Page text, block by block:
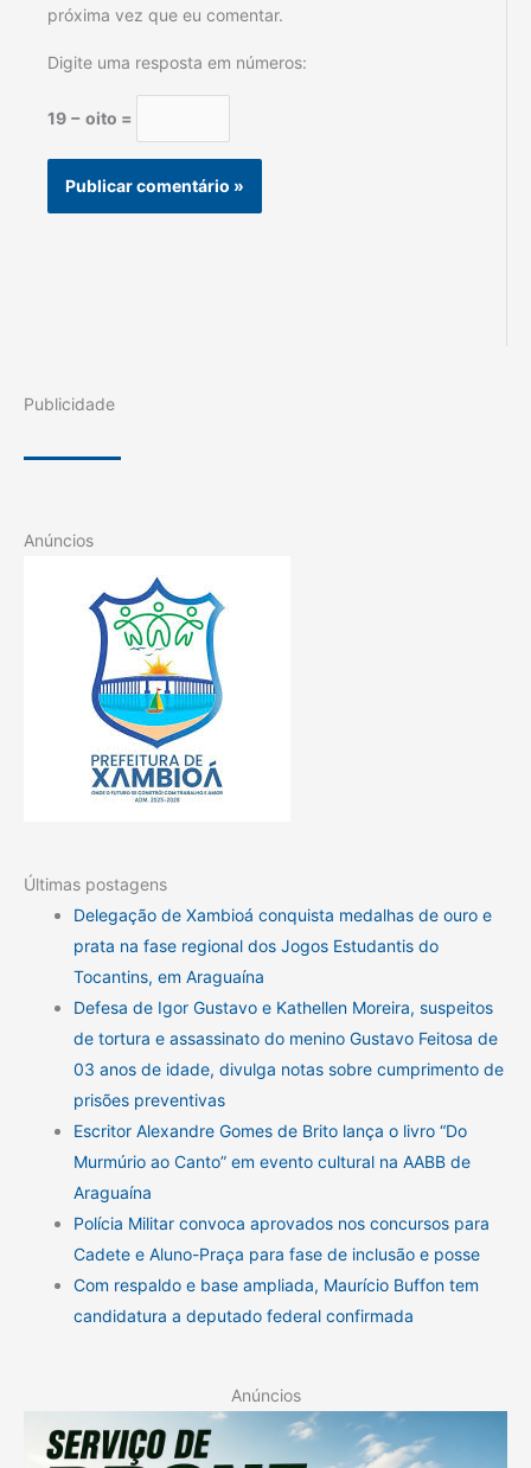
próxima vez que eu comentar.
Digite uma resposta em números:
19 − oito =
Publicidade
Anúncios
Últimas postagens
Delegação de Xambioá conquista medalhas de ouro e
prata na fase regional dos Jogos Estudantis do
Tocantins, em Araguaína
Defesa de Igor Gustavo e Kathellen Moreira, suspeitos
de tortura e assassinato do menino Gustavo Feitosa de
03 anos de idade, divulga notas sobre cumprimento de
prisões preventivas
Escritor Alexandre Gomes de Brito lança o livro “Do
Murmúrio ao Canto” em evento cultural na AABB de
Araguaína
Polícia Militar convoca aprovados nos concursos para
Cadete e Aluno-Praça para fase de inclusão e posse
Com respaldo e base ampliada, Maurício Buffon tem
candidatura a deputado federal confirmada
Anúncios